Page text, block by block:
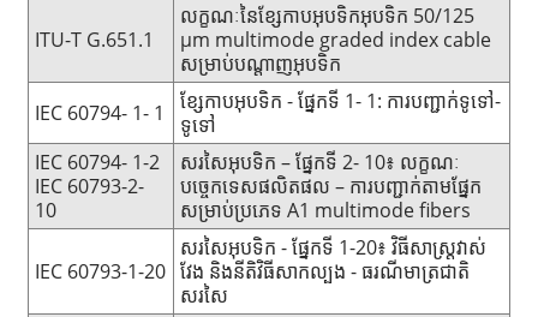
ITU-T G.651.1
លក្ខណៈនៃខ្សែកាបអុបទិកអុបទិក 50/125
μm multimode graded index cable
សម្រាប់បណ្តាញអុបទិក
IEC 60794- 1- 1
ខ្សែកាបអុបទិក - ផ្នែកទី 1- 1: ការបញ្ជាក់ទូទៅ-
ទូទៅ
IEC 60794- 1-2
IEC 60793-2-
10
សរសៃអុបទិក – ផ្នែកទី 2- 10៖ លក្ខណៈ
បច្ចេកទេសផលិតផល – ការបញ្ជាក់តាមផ្នែក
សម្រាប់ប្រភេទ A1 multimode fibers
IEC 60793-1-20
សរសៃអុបទិក - ផ្នែកទី 1-20៖ វិធីសាស្ត្រវាស់
វែង និងនីតិវិធីសាកល្បង - ធរណីមាត្រជាតិ
សរសៃ